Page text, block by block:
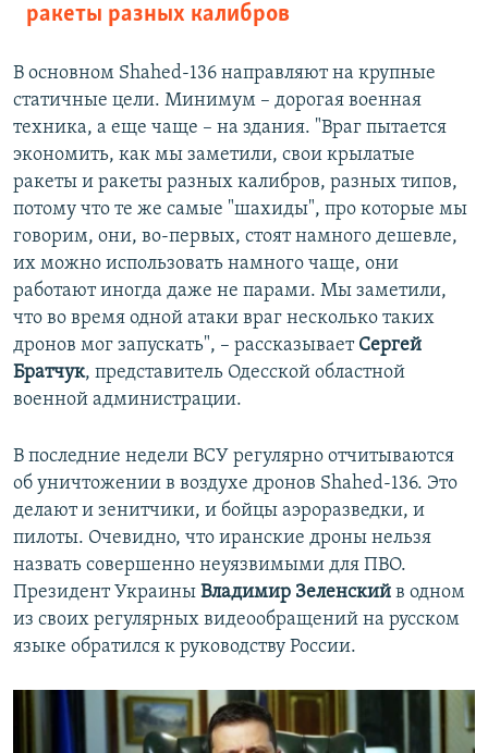
ракеты разных калибров
В основном Shahed-136 направляют на крупные
статичные цели. Минимум – дорогая военная
техника, а еще чаще – на здания. "Враг пытается
экономить, как мы заметили, свои крылатые
ракеты и ракеты разных калибров, разных типов,
потому что те же самые "шахиды", про которые мы
говорим, они, во-первых, стоят намного дешевле,
их можно использовать намного чаще, они
работают иногда даже не парами. Мы заметили,
что во время одной атаки враг несколько таких
дронов мог запускать", – рассказывает Сергей
Братчук, представитель Одесской областной
военной администрации.
В последние недели ВСУ регулярно отчитываются
об уничтожении в воздухе дронов Shahed-136. Это
делают и зенитчики, и бойцы аэроразведки, и
пилоты. Очевидно, что иранские дроны нельзя
назвать совершенно неуязвимыми для ПВО.
Президент Украины Владимир Зеленский в одном
из своих регулярных видеообращений на русском
языке обратился к руководству России.